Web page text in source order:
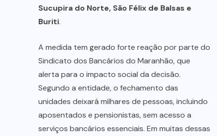
Sucupira do Norte, São Félix de Balsas e
Buriti.
A medida tem gerado forte reação por parte do
Sindicato dos Bancários do Maranhão, que
alerta para o impacto social da decisão.
Segundo a entidade, o fechamento das
unidades deixará milhares de pessoas, incluindo
aposentados e pensionistas, sem acesso a
serviços bancários essenciais. Em muitas dessas